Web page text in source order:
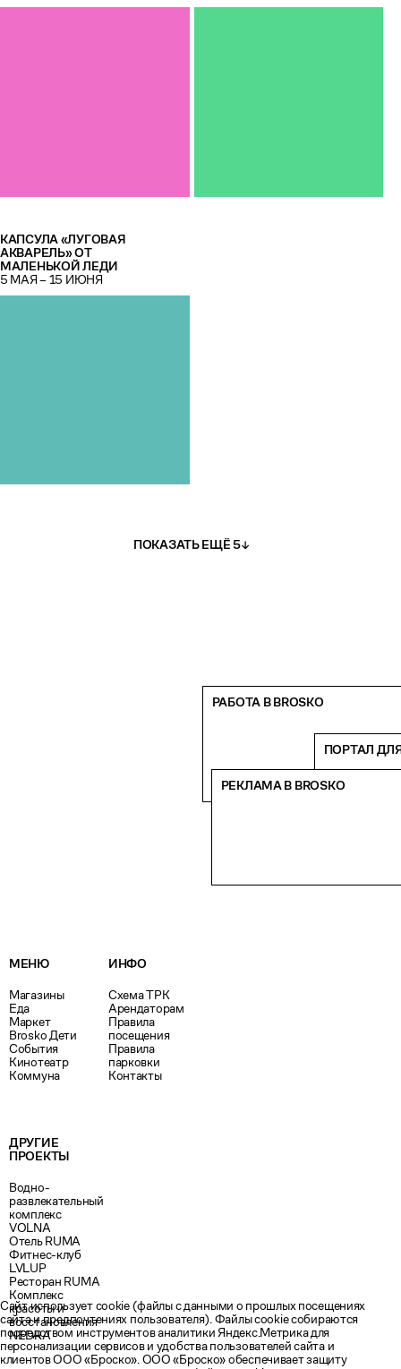
КАПСУЛА «ЛУГОВАЯ
АКВАРЕЛЬ» ОТ
МАЛЕНЬКОЙ ЛЕДИ
5 МАЯ – 15 ИЮНЯ
ПОКАЗАТЬ ЕЩЁ 5
РАБОТА В BROSKO
ПОРТАЛ
РЕКЛАМА В BROSKO
МЕНЮ
Магазины
Еда
Маркет
Brosko Дети
События
Кинотеатр
Коммуна
ДРУГИЕ
ПРОЕКТЫ
Водно-
развлекательный
комплекс
VOLNA
Отель RUMA
Фитнес-клуб
LVLUP
Ресторан RUMA
Комплекс
красоты и
восстановления
NEDRA
ИНФО
Схема ТРК
Арендаторам
Правила
посещения
Правила
парковки
Контакты
Сайт использует cookie (файлы с данными о прошлых посещениях
сайта и предпочтениях пользователя). Файлы cookie собираются
посредством инструментов аналитики Яндекс.Метрика для
персонализации сервисов и удобства пользователей сайта и
клиентов ООО «Броско». ООО «Броско» обеспечивает защиту